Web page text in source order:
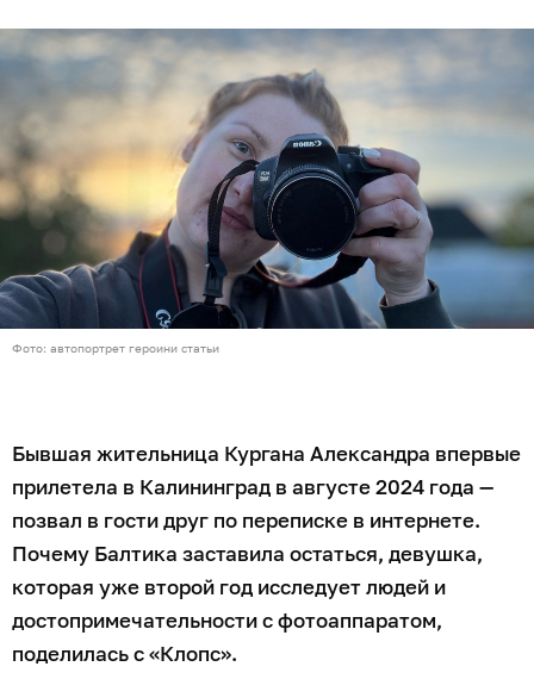
Фото: автопортрет героини статьи
Бывшая жительница Кургана Александра впервые
прилетела в Калининград в августе 2024 года —
позвал в гости друг по переписке в интернете.
Почему Балтика заставила остаться, девушка,
которая уже второй год исследует людей и
достопримечательности с фотоаппаратом,
поделилась с «Клопс».